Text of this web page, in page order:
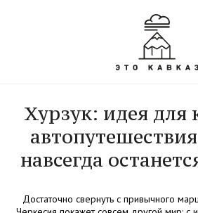
Хурзук: идея для
навсегда
Достаточно свернуть с привычного